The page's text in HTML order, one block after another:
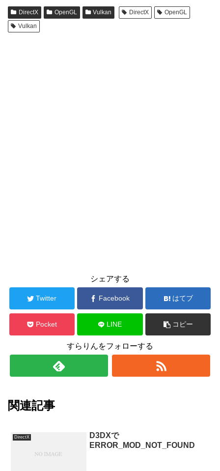
DirectX OpenGL Vulkan DirectX
OpenGL
Vulkan
シェアする
Twitter Facebook はてブ
Pocket LINE コピー
すらりんをフォローする
関連記事
DirectX
D3DXで
ERROR_MOD_NOT_FOUND